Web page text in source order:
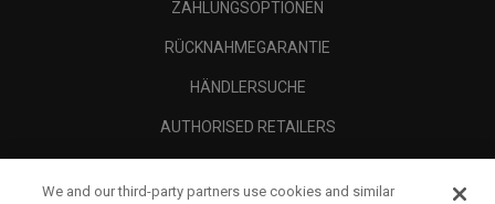
ZAHLUNGSOPTIONEN
RÜCKNAHMEGARANTIE
HÄNDLERSUCHE
AUTHORISED RETAILERS
We and our third-party partners use cookies and similar